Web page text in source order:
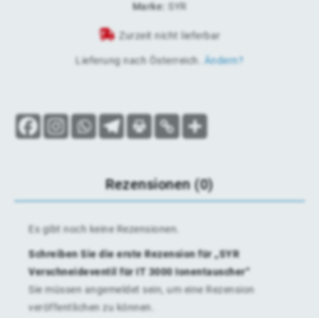
Marke:
SYR
Zurzeit nicht lieferbar
Lieferung nach Österreich Ändern?
Rezensionen (0)
Es gibt noch keine Rezensionen.
Schreiben Sie die erste Rezension für „SYR
Verschneideventil für IT 3000 Ionentauscher“
Sie müssen angemeldet sein, um eine Rezension
veröffentlichen zu können.